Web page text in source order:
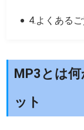
4.よくあるご
MP3とは
ット